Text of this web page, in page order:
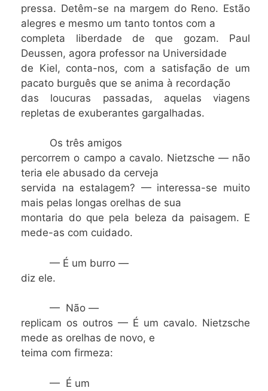
pressa. Detêm-se na margem do Reno. Estão
alegres e mesmo um tanto tontos com a
completa liberdade de que gozam. Paul
Deussen, agora professor na Universidade
de Kiel, conta-nos, com a satisfação de um
pacato burguês que se anima à recordação
das loucuras passadas, aquelas viagens
repletas de exuberantes gargalhadas.
Os três amigos
percorrem o campo a cavalo. Nietzsche — não
teria ele abusado da cerveja
servida na estalagem? — interessa-se muito
mais pelas longas orelhas de sua
montaria do que pela beleza da paisagem. E
mede-as com cuidado.
— É um burro —
diz ele.
— Não —
replicam os outros — É um cavalo. Nietzsche
mede as orelhas de novo, e
teima com firmeza:
— É um